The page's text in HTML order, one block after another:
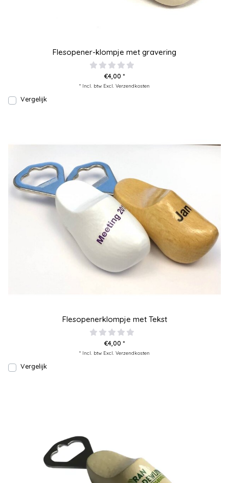
Flesopener-klompje met gravering
€4,00 *
* Incl. btw Excl. Verzendkosten
Vergelijk
Flesopenerklompje met Tekst
€4,00 *
* Incl. btw Excl. Verzendkosten
Vergelijk